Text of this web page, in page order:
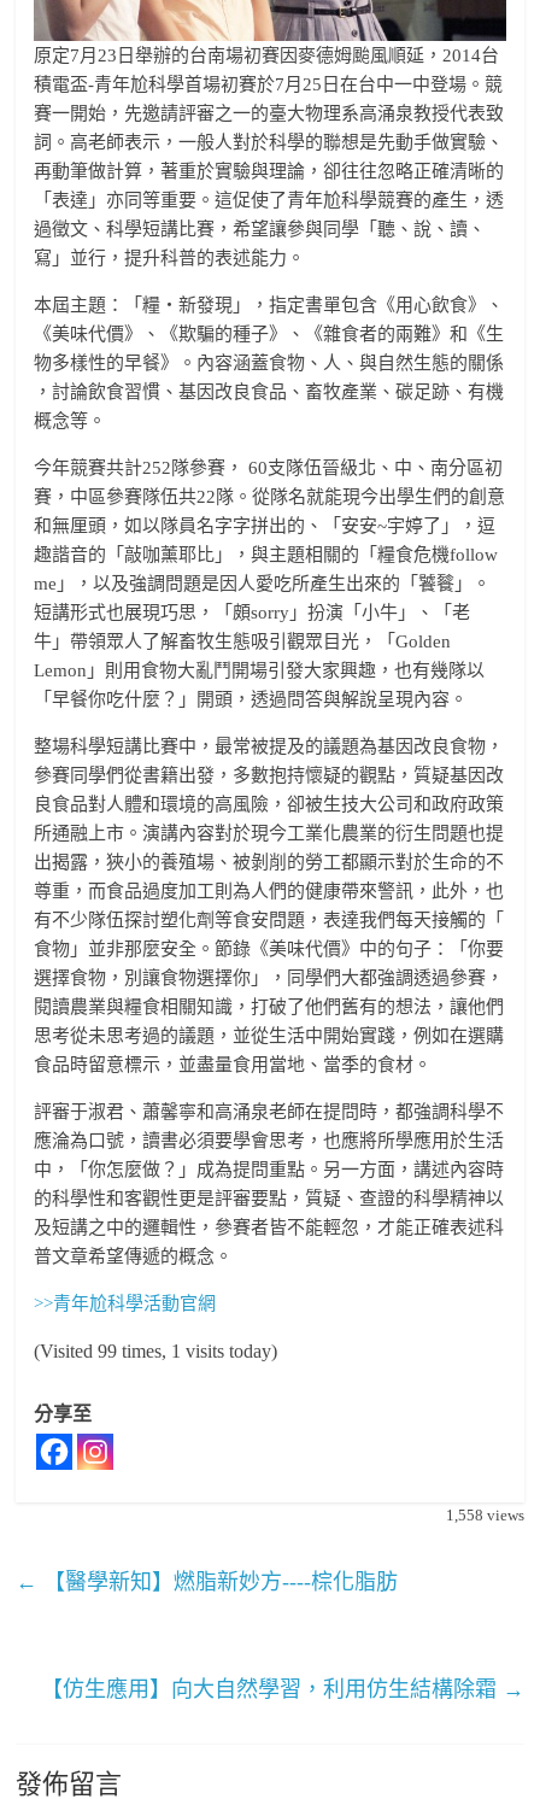
原定7月23日舉辦的台南場初賽因麥德姆颱風順延，2014台
積電盃-青年尬科學首場初賽於7月25日在台中一中登場。競
賽一開始，先邀請評審之一的臺大物理系高涌泉教授代表致
詞。高老師表示，一般人對於科學的聯想是先動手做實驗、
再動筆做計算，著重於實驗與理論，卻往往忽略正確清晰的
「表達」亦同等重要。這促使了青年尬科學競賽的產生，透
過徵文、科學短講比賽，希望讓參與同學「聽、說、讀、
寫」並行，提升科普的表述能力。
本屆主題：「糧‧新發現」，指定書單包含《用心飲食》、
《美味代價》、《欺騙的種子》、《雜食者的兩難》和《生
物多樣性的早餐》。內容涵蓋食物、人、與自然生態的關係
，討論飲食習慣、基因改良食品、畜牧產業、碳足跡、有機
概念等。
今年競賽共計252隊參賽， 60支隊伍晉級北、中、南分區初
賽，中區參賽隊伍共22隊。從隊名就能現今出學生們的創意
和無厘頭，如以隊員名字字拼出的、「安安~宇婷了」，逗
趣諧音的「敲咖薰耶比 」，與主題相關的「糧食危機follow
me」，以及強調問題是因人愛吃所產生出來的「饕餮」。
短講形式也展現巧思，「頗sorry」扮演「小牛」、「老
牛」帶領眾人了解畜牧生態吸引觀眾目光，「Golden
Lemon」則用食物大亂鬥開場引發大家興趣，也有幾隊以
「早餐你吃什麼？」開頭，透過問答與解說呈現內容。
整場科學短講比賽中，最常被提及的議題為基因改良食物，
參賽同學們從書籍出發，多數抱持懷疑的觀點，質疑基因改
良食品對人體和環境的高風險，卻被生技大公司和政府政策
所通融上市。演講內容對於現今工業化農業的衍生問題也提
出揭露，狹小的養殖場、被剝削的勞工都顯示對於生命的不
尊重，而食品過度加工則為人們的健康帶來警訊，此外，也
有不少隊伍探討塑化劑等食安問題，表達我們每天接觸的「
食物」並非那麼安全。節錄《美味代價》中的句子：「你要
選擇食物，別讓食物選擇你」，同學們大都強調透過參賽，
閱讀農業與糧食相關知識，打破了他們舊有的想法，讓他們
思考從未思考過的議題，並從生活中開始實踐，例如在選購
食品時留意標示，並盡量食用當地、當季的食材。
評審于淑君、蕭馨寧和高涌泉老師在提問時，都強調科學不
應淪為口號，讀書必須要學會思考，也應將所學應用於生活
中，「你怎麼做？」成為提問重點。另一方面，講述內容時
的科學性和客觀性更是評審要點，質疑、查證的科學精神以
及短講之中的邏輯性，參賽者皆不能輕忽，才能正確表述科
普文章希望傳遞的概念。
>>青年尬科學活動官網
(Visited 99 times, 1 visits today)
分享至
1,558 views
← 【醫學新知】燃脂新妙方----棕化脂肪
【仿生應用】向大自然學習，利用仿生結構除霜 →
發佈留言